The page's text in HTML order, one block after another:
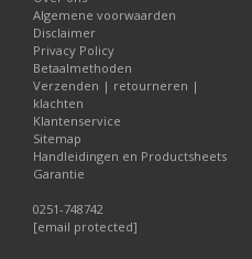
Algemene voorwaarden
Disclaimer
Privacy Policy
Betaalmethoden
Verzenden | retourneren |
klachten
Klantenservice
Sitemap
Handleidingen en Productsheets
Garantie
0251-748742
[email protected]